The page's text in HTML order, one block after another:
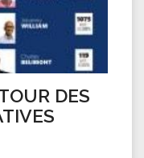
DES